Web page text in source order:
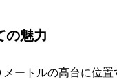
の魅力
ートルの高台に位